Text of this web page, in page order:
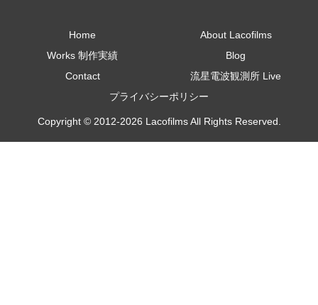
Home
About Lacofilms
Works 制作実績
Blog
Contact
流星電波観測所 Live
プライバシーポリシー
Copyright © 2012-2026 Lacofilms All Rights Reserved.